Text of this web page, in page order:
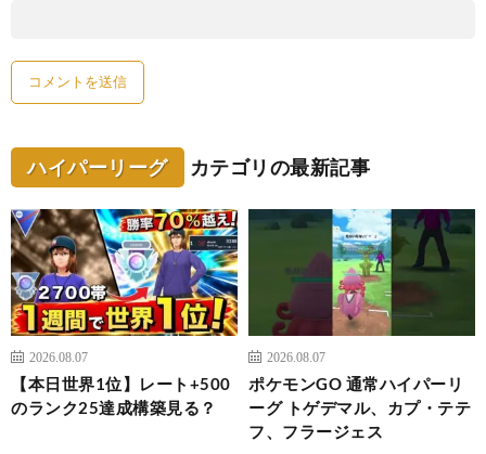
ハイパーリーグ カテゴリの最新記事
2026.08.07
【本日世界1位】レート+500
のランク25達成構築見る？
2026.08.07
ポケモンGO 通常ハイパーリ
ーグ トゲデマル、カプ・テテ
フ、フラージェス